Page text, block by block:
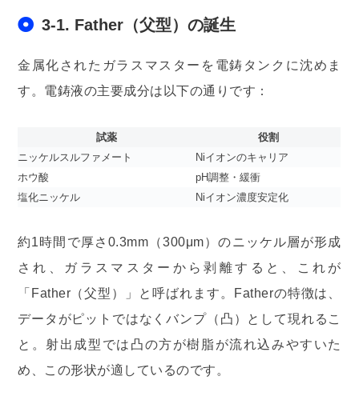
3-1. Father（父型）の誕生
金属化されたガラスマスターを電鋳タンクに沈めま
す。電鋳液の主要成分は以下の通りです：
試薬
役割
ニッケルスルファメート
Niイオンのキャリア
ホウ酸
pH調整・緩衝
塩化ニッケル
Niイオン濃度安定化
約1時間で厚さ0.3mm（300μm）のニッケル層が形成
され、ガラスマスターから剥離すると、これが
「Father（父型）」と呼ばれます。Fatherの特徴は、
データがピットではなくバンプ（凸）として現れるこ
と。射出成型では凸の方が樹脂が流れ込みやすいた
め、この形状が適しているのです。